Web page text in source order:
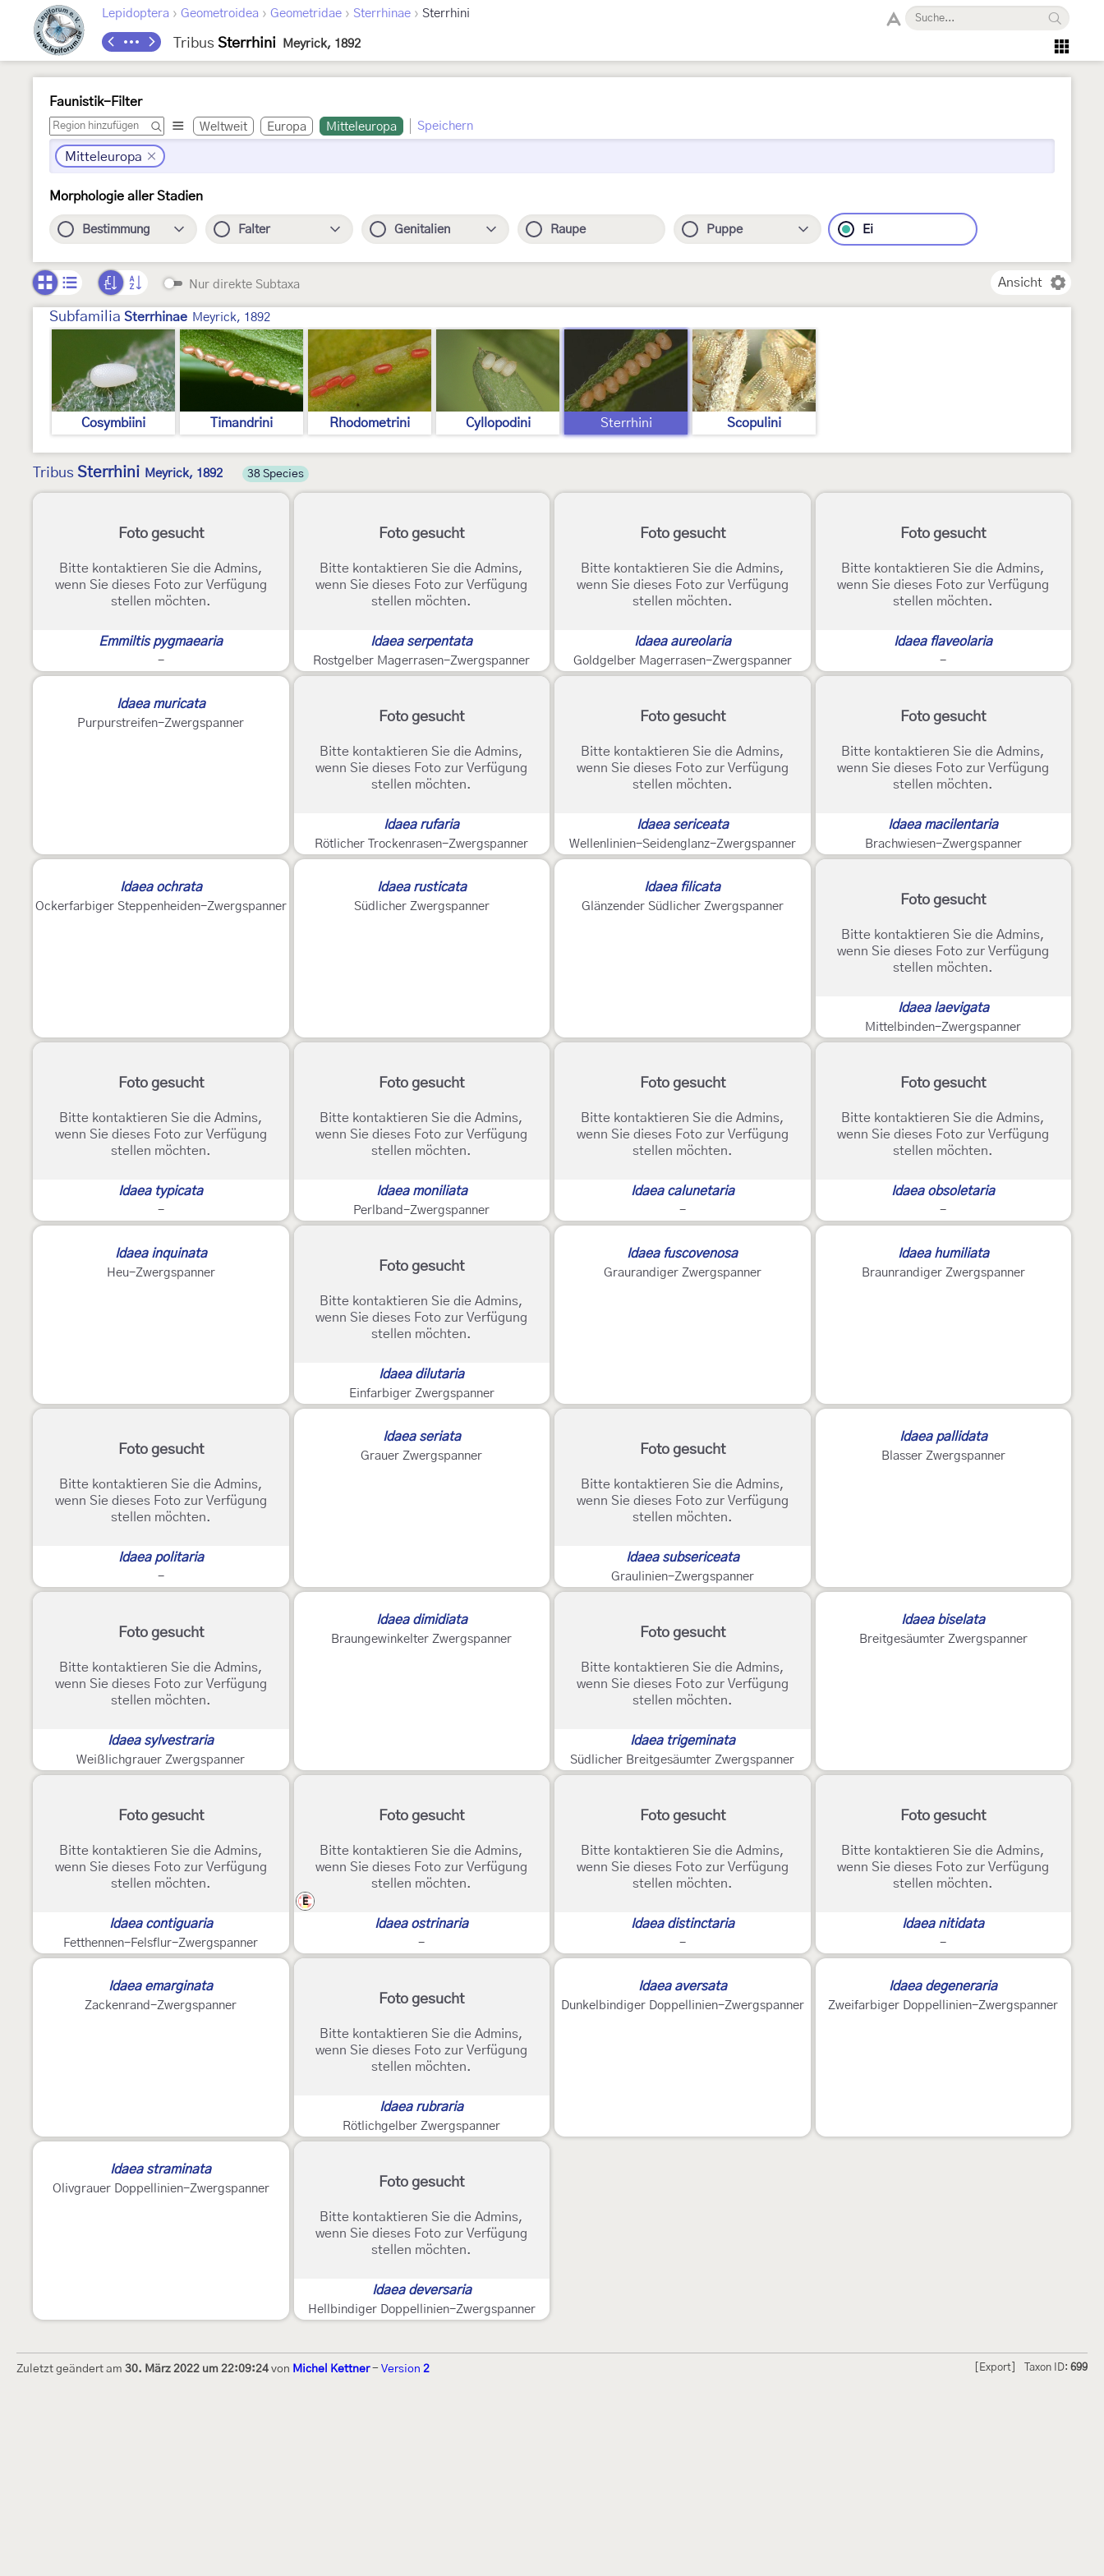
Lepidoptera › Geometroidea › Geometridae › Sterrhinae › Sterrhini
Tribus Sterrhini Meyrick, 1892
Faunistik-Filter
Weltweit Europa Mitteleuropa Speichern
Mitteleuropa
Morphologie aller Stadien
Bestimmung Falter Genitalien Raupe Puppe Ei
Nur direkte Subtaxa Ansicht
Subfamilia Sterrhinae Meyrick, 1892
Cosymbiini Timandrini Rhodometrini Cyllopodini Sterrhini Scopulini
Tribus Sterrhini Meyrick, 1892 38 Species
Foto gesucht
Bitte kontaktieren Sie die Admins,
wenn Sie dieses Foto zur Verfügung
stellen möchten.
Emmiltis pygmaearia
-
Foto gesucht
Bitte kontaktieren Sie die Admins,
wenn Sie dieses Foto zur Verfügung
stellen möchten.
Idaea serpentata
Rostgelber Magerrasen-Zwergspanner
Foto gesucht
Bitte kontaktieren Sie die Admins,
wenn Sie dieses Foto zur Verfügung
stellen möchten.
Idaea aureolaria
Goldgelber Magerrasen-Zwergspanner
Foto gesucht
Bitte kontaktieren Sie die Admins,
wenn Sie dieses Foto zur Verfügung
stellen möchten.
Idaea flaveolaria
-
Idaea muricata
Purpurstreifen-Zwergspanner Foto gesucht
Bitte kontaktieren Sie die Admins,
wenn Sie dieses Foto zur Verfügung
stellen möchten.
Idaea rufaria
Rötlicher Trockenrasen-Zwergspanner
Foto gesucht
Bitte kontaktieren Sie die Admins,
wenn Sie dieses Foto zur Verfügung
stellen möchten.
Idaea sericeata
Wellenlinien-Seidenglanz-Zwergspanner
Foto gesucht
Bitte kontaktieren Sie die Admins,
wenn Sie dieses Foto zur Verfügung
stellen möchten.
Idaea macilentaria
Brachwiesen-Zwergspanner
Idaea ochrata
Ockerfarbiger Steppenheiden-Zwergspanner
Idaea rusticata
Südlicher Zwergspanner
Idaea filicata
Glänzender Südlicher Zwergspanner Foto gesucht
Bitte kontaktieren Sie die Admins,
wenn Sie dieses Foto zur Verfügung
stellen möchten.
Idaea laevigata
Mittelbinden-Zwergspanner
Foto gesucht
Bitte kontaktieren Sie die Admins,
wenn Sie dieses Foto zur Verfügung
stellen möchten.
Idaea typicata
-
Foto gesucht
Bitte kontaktieren Sie die Admins,
wenn Sie dieses Foto zur Verfügung
stellen möchten.
Idaea moniliata
Perlband-Zwergspanner
Foto gesucht
Bitte kontaktieren Sie die Admins,
wenn Sie dieses Foto zur Verfügung
stellen möchten.
Idaea calunetaria
-
Foto gesucht
Bitte kontaktieren Sie die Admins,
wenn Sie dieses Foto zur Verfügung
stellen möchten.
Idaea obsoletaria
-
Idaea inquinata
Heu-Zwergspanner Foto gesucht
Bitte kontaktieren Sie die Admins,
wenn Sie dieses Foto zur Verfügung
stellen möchten.
Idaea dilutaria
Einfarbiger Zwergspanner
Idaea fuscovenosa
Graurandiger Zwergspanner
Idaea humiliata
Braunrandiger Zwergspanner
Foto gesucht
Bitte kontaktieren Sie die Admins,
wenn Sie dieses Foto zur Verfügung
stellen möchten.
Idaea politaria
-
Idaea seriata
Grauer Zwergspanner Foto gesucht
Bitte kontaktieren Sie die Admins,
wenn Sie dieses Foto zur Verfügung
stellen möchten.
Idaea subsericeata
Graulinien-Zwergspanner
Idaea pallidata
Blasser Zwergspanner
Foto gesucht
Bitte kontaktieren Sie die Admins,
wenn Sie dieses Foto zur Verfügung
stellen möchten.
Idaea sylvestraria
Weißlichgrauer Zwergspanner
Idaea dimidiata
Braungewinkelter Zwergspanner Foto gesucht
Bitte kontaktieren Sie die Admins,
wenn Sie dieses Foto zur Verfügung
stellen möchten.
Idaea trigeminata
Südlicher Breitgesäumter Zwergspanner
Idaea biselata
Breitgesäumter Zwergspanner
Foto gesucht
Bitte kontaktieren Sie die Admins,
wenn Sie dieses Foto zur Verfügung
stellen möchten.
Idaea contiguaria
Fetthennen-Felsflur-Zwergspanner
Foto gesucht
Bitte kontaktieren Sie die Admins,
wenn Sie dieses Foto zur Verfügung
stellen möchten.
E
Idaea ostrinaria
-
Foto gesucht
Bitte kontaktieren Sie die Admins,
wenn Sie dieses Foto zur Verfügung
stellen möchten.
Idaea distinctaria
-
Foto gesucht
Bitte kontaktieren Sie die Admins,
wenn Sie dieses Foto zur Verfügung
stellen möchten.
Idaea nitidata
-
Idaea emarginata
Zackenrand-Zwergspanner Foto gesucht
Bitte kontaktieren Sie die Admins,
wenn Sie dieses Foto zur Verfügung
stellen möchten.
Idaea rubraria
Rötlichgelber Zwergspanner
Idaea aversata
Dunkelbindiger Doppellinien-Zwergspanner
Idaea degeneraria
Zweifarbiger Doppellinien-Zwergspanner
Idaea straminata
Olivgrauer Doppellinien-Zwergspanner Foto gesucht
Bitte kontaktieren Sie die Admins,
wenn Sie dieses Foto zur Verfügung
stellen möchten.
Idaea deversaria
Hellbindiger Doppellinien-Zwergspanner
Zuletzt geändert am 30. März 2022 um 22:09:24 von Michel Kettner- Version 2 Taxon ID: 699
[Export]